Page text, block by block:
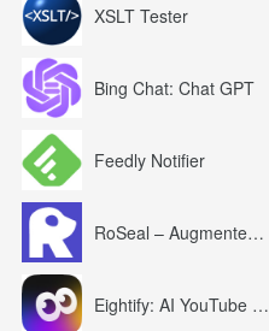
XSLT Tester
Bing Chat: Chat GPT
Feedly Notifier
RoSeal – Augmented Roblox Experience
Eightify: AI YouTube Summary with ChatGPT